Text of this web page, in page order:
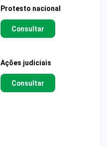
Protesto nacional
Consultar
Ações judiciais
Consultar